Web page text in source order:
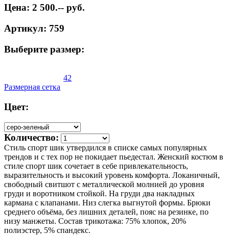
Цена: 2 500.-- руб.
Артикул: 759
Выберите размер:
42
Размерная сетка
Цвет:
Количество:
Cтиль спорт шик утвердился в списке самых популярных
трендов и с тех пор не покидает пьедестал. Женский костюм в
стиле спорт шик сочетает в себе привлекательность,
выразительность и высокий уровень комфорта. Локаничный,
свободный свитшот с металлической молнией до уровня
груди и воротником стойкой. На груди два накладных
кармана с клапанами. Низ слегка выгнутой формы. Брюки
среднего объёма, без лишних деталей, пояс на резинке, по
низу манжеты. Состав трикотажа: 75% хлопок, 20%
полиэстер, 5% спандекс.